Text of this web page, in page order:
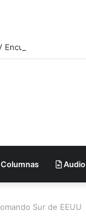
Encuentro
Columnas Audio
Sur de EEUU